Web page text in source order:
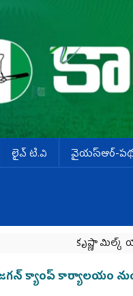
లైవ్ టి.వి వైయస్ఆర్-
కృష్ణా మిల్క్‌
క్యాంప్‌ కార్యాలయం